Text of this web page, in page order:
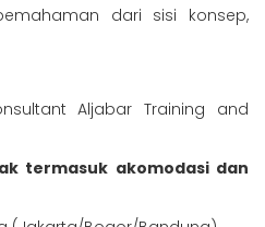
dari sisi konsep,
Aljabar Training and
termasuk akomodasi dan